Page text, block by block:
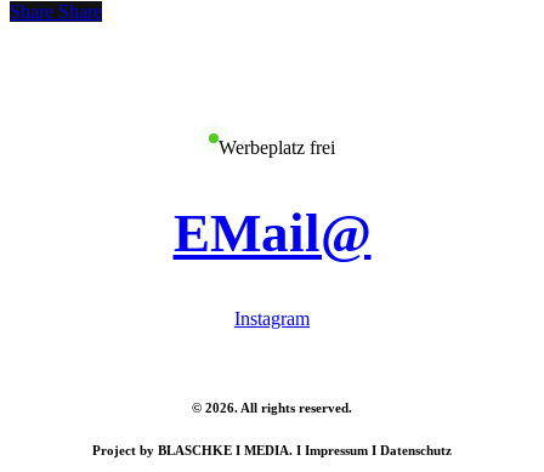
Share Share
Werbeplatz frei
EMail@
Instagram
© 2026. All rights reserved.
Project by BLASCHKE I MEDIA. I Impressum I Datenschutz